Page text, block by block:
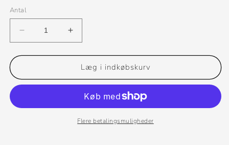
Antal
Reducer
antallet
for
Øg
antallet
for
LightLæg i indkøbskurv
Flere betalingsmuligheder